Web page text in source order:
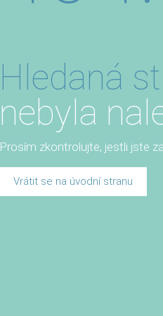
Hledaná
nebyla
Prosím zkontrolujte, jestli jste
Vrátit se na úvodní stranu